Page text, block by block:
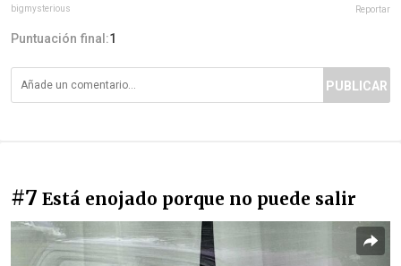
bigmysterious Reportar
Puntuación final:1
PUBLICAR
#7 Está enojado porque no puede salir